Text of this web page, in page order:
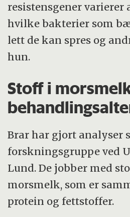
resistensgener varierer
hvilke bakterier som
lett de kan spres og
hun.
Stoff i
Brar har gjort analyser
forskningsgruppe ved
Lund. De jobber med
morsmelk, som er
protein og fettstoffer.